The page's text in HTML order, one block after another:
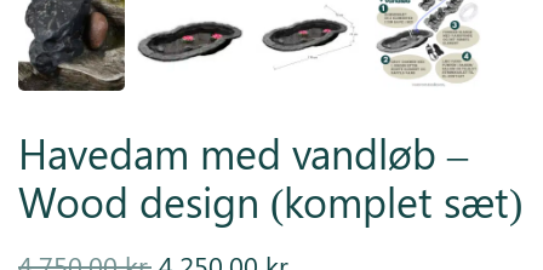
Havedam med vandløb –
Wood design (komplet sæt)